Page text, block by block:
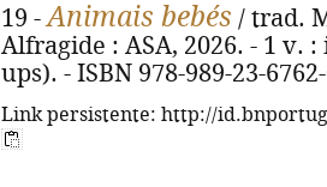
19 -Animais bebés / trad.
Alfragide : ASA, 2026. - 1 v.
ups). - ISBN 978-989-23-
Link persistente: http://